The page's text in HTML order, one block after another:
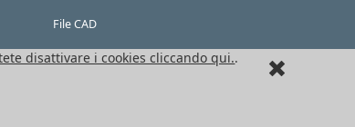
File CAD
disattivare i cookies cliccando qui..